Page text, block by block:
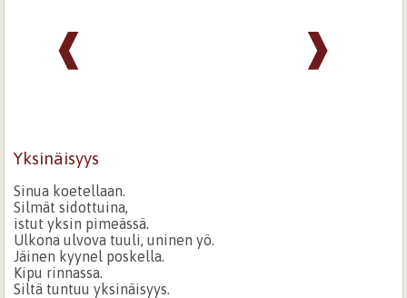
❱
❰
Yksinäisyys
Sinua koetellaan.
Silmät sidottuina,
istut yksin pimeässä.
Ulkona ulvova tuuli, uninen yö.
Jäinen kyynel poskella.
Kipu rinnassa.
Siltä tuntuu yksinäisyys.